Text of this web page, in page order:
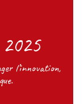
l’innovation,